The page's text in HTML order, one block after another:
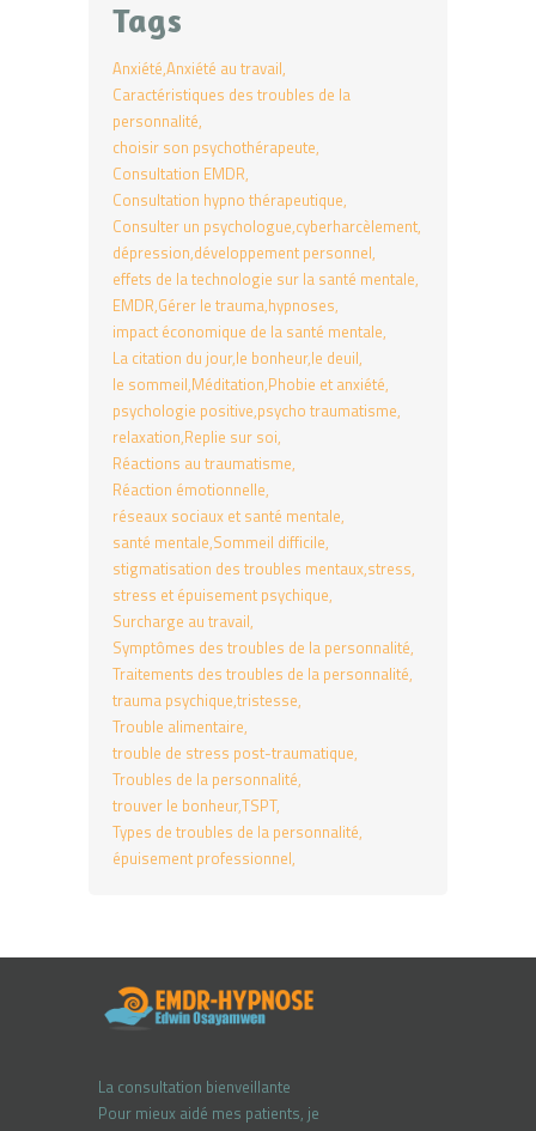
Tags
Anxiété Anxiété au travail
Caractéristiques des troubles de la
personnalité
choisir son psychothérapeute
Consultation EMDR
Consultation hypno thérapeutique
Consulter un psychologue cyberharcèlement
dépression développement personnel
effets de la technologie sur la santé mentale
EMDR Gérer le trauma hypnoses
impact économique de la santé mentale
La citation du jour le bonheur le deuil
le sommeil Méditation Phobie et anxiété
psychologie positive psycho traumatisme
relaxation Replie sur soi
Réactions au traumatisme
Réaction émotionnelle
réseaux sociaux et santé mentale
santé mentale Sommeil difficile
stigmatisation des troubles mentaux stress
stress et épuisement psychique
Surcharge au travail
Symptômes des troubles de la personnalité
Traitements des troubles de la personnalité
trauma psychique tristesse
Trouble alimentaire
trouble de stress post-traumatique
Troubles de la personnalité
trouver le bonheurTSPT
Types de troubles de la personnalité
épuisement professionnel
La consultation bienveillante
Pour mieux aidé mes patients, je